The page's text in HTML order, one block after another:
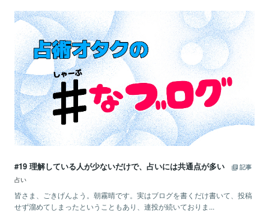
#19 理解している人が少ないだけで、占いには共通点が多い
記事
占い
皆さま、ごきげんよう。朝霧晴です。実はブログを書くだけ書いて、投稿
せず溜めてしまったということもあり、連投が続いておりま...